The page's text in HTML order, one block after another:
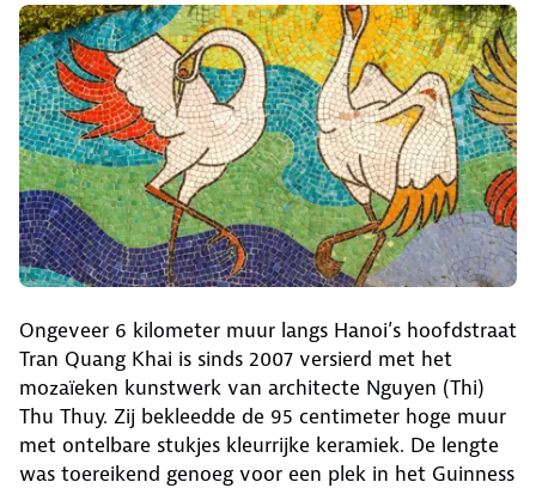
Ongeveer 6 kilometer muur langs Hanoi’s hoofdstraat
Tran Quang Khai is sinds 2007 versierd met het
mozaïeken kunstwerk van architecte Nguyen (Thi)
Thu Thuy. Zij bekleedde de 95 centimeter hoge muur
met ontelbare stukjes kleurrijke keramiek. De lengte
was toereikend genoeg voor een plek in het Guinness